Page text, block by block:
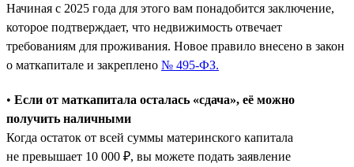
Начиная с 2025 года для этого вам понадобится заключение,
которое подтверждает, что недвижимость отвечает
требованиям для проживания. Новое правило внесено в закон
о маткапитале и закреплено № 495-ФЗ.
• Если от маткапитала осталась «сдача», её можно
получить наличными
Когда остаток от всей суммы материнского капитала
не превышает 10 000 ₽, вы можете подать заявление